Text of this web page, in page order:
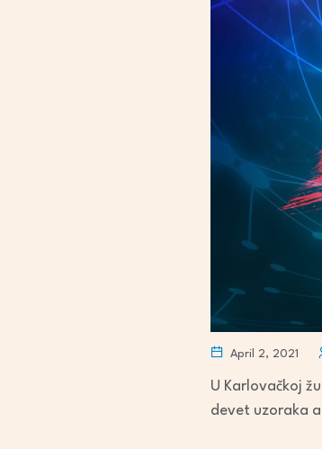
April 2, 2021
U Karlovačkoj
devet uzoraka